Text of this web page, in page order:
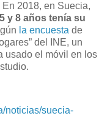
2018, en Suecia,
y 8 años tenía su
la encuesta de
del INE, un
usado el móvil en los
noticias/suecia-